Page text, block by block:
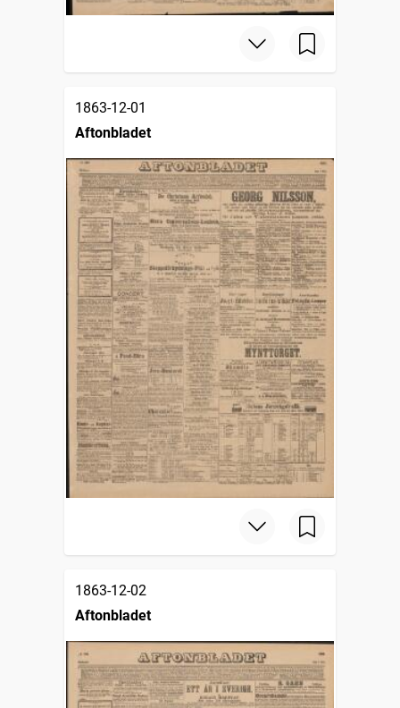
1863-12-01
Aftonbladet
1863-12-02
Aftonbladet